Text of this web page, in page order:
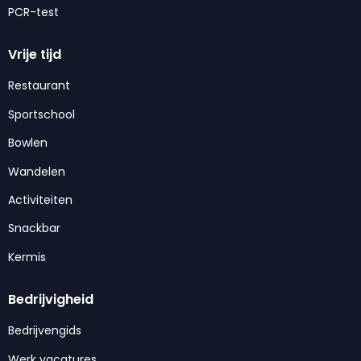
PCR-test
Vrije tijd
Restaurant
Sportschool
Bowlen
Wandelen
Activiteiten
Snackbar
Kermis
Bedrijvigheid
Bedrijvengids